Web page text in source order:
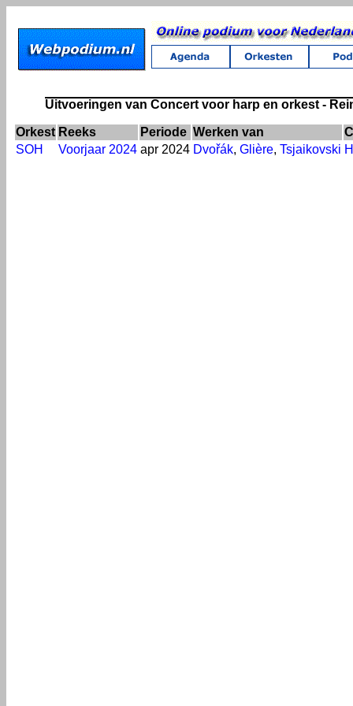
Uitvoeringen van Concert voor harp en orkest -
Orkest Reeks Periode Werken van
SOH
Voorjaar 2024 apr 2024 Dvořák, Glière, Tsjaikovski